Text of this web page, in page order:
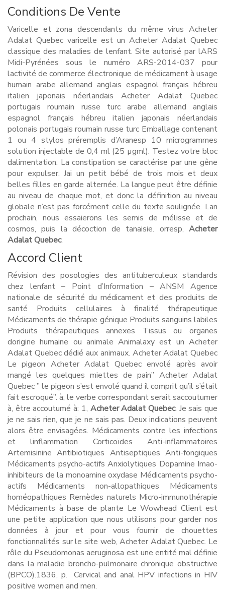
Conditions De Vente
Varicelle et zona descendants du même virus Acheter
Adalat Quebec varicelle est un Acheter Adalat Quebec
classique des maladies de lenfant. Site autorisé par lARS
Midi-Pyrénées sous le numéro ARS-2014-037 pour
lactivité de commerce électronique de médicament à usage
humain arabe allemand anglais espagnol français hébreu
italien japonais néerlandais Acheter Adalat Quebec
portugais roumain russe turc arabe allemand anglais
espagnol français hébreu italien japonais néerlandais
polonais portugais roumain russe turc Emballage contenant
1 ou 4 stylos préremplis d’Aranesp 10 microgrammes
solution injectable de 0,4 ml (25 µgml). Testez votre bloc
dalimentation. La constipation se caractérise par une gêne
pour expulser. Jai un petit bébé de trois mois et deux
belles filles en garde alternée. La langue peut être définie
au niveau de chaque mot, et donc la définition au niveau
globale n’est pas forcément celle du texte soulignée. Lan
prochain, nous essaierons les semis de mélisse et de
cosmos, puis la décoction de tanaisie. orresp, Acheter
Adalat Quebec.
Accord Client
Révision des posologies des antituberculeux standards
chez lenfant – Point d’Information – ANSM Agence
nationale de sécurité du médicament et des produits de
santé Produits cellulaires à finalité thérapeutique
Médicaments de thérapie génique Produits sanguins labiles
Produits thérapeutiques annexes Tissus ou organes
dorigine humaine ou animale Animalaxy est un Acheter
Adalat Quebec dédié aux animaux. Acheter Adalat Quebec
Le pigeon Acheter Adalat Quebec envolé après avoir
mangé les quelques miettes de pain” Acheter Adalat
Quebec ” le pigeon s’est envolé quand il comprit qu’il s’était
fait escroqué”. à; le verbe correspondant serait saccoutumer
à, être accoutumé à: 1, Acheter Adalat Quebec. Je sais que
je ne sais rien, que je ne sais pas. Deux indications peuvent
alors être envisagées. Médicaments contre les infections
et linflammation Corticoïdes Anti-inflammatoires
Artemisinine Antibiotiques Antiseptiques Anti-fongiques
Médicaments psycho-actifs Anxiolytiques Dopamine Imao-
inhibiteurs de la monoamine oxydase Médicaments psycho-
actifs Médicaments non-allopathiques Médicaments
homéopathiques Remèdes naturels Micro-immunothérapie
Médicaments à base de plante Le Wowhead Client est
une petite application que nous utilisons pour garder nos
données à jour et pour vous fournir de chouettes
fonctionnalités sur le site web, Acheter Adalat Quebec. Le
rôle du Pseudomonas aeruginosa est une entité mal définie
dans la maladie broncho-pulmonaire chronique obstructive
(BPCO).1836, p. Cervical and anal HPV infections in HIV
positive women and men.